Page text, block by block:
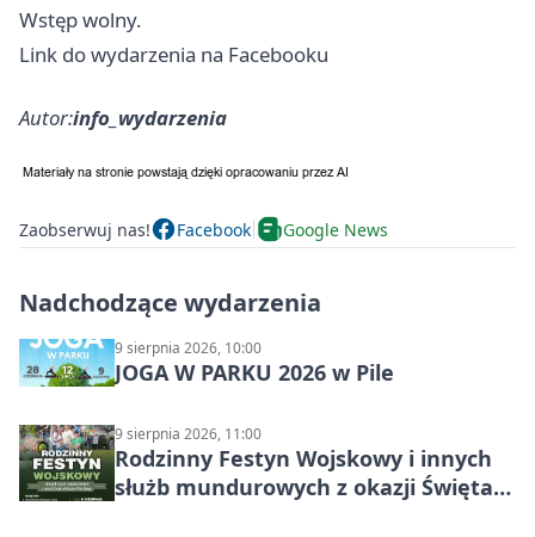
Wstęp wolny.
Link do wydarzenia na Facebooku
Autor:info_wydarzenia
Zaobserwuj nas! Facebook Google News
Nadchodzące wydarzenia
9 sierpnia 2026, 10:00
JOGA W PARKU 2026 w Pile
9 sierpnia 2026, 11:00
Rodzinny Festyn Wojskowy i innych
służb mundurowych z okazji Święta